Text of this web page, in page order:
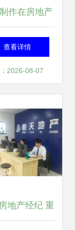
作在房地产
行业中的应用
与价值
查看详情
2026-08-07
地产经纪 重